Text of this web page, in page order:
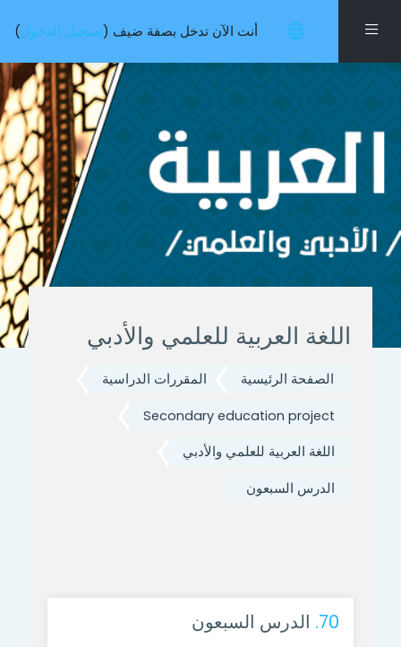
واجهة جانبية أنت الآن تدخل بصفة ضيف (تسجيل الدخول)
اللغة العربية للعلمي والأدبي
الصفحة الرئيسية المقررات الدراسية
Secondary education project
اللغة العربية للعلمي والأدبي
الدرس السبعون
70. الدرس السبعون